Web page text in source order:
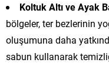
Koltuk Altı ve Ayak
bölgeler, ter bezlerinin
oluşumuna daha
sabun kullanarak